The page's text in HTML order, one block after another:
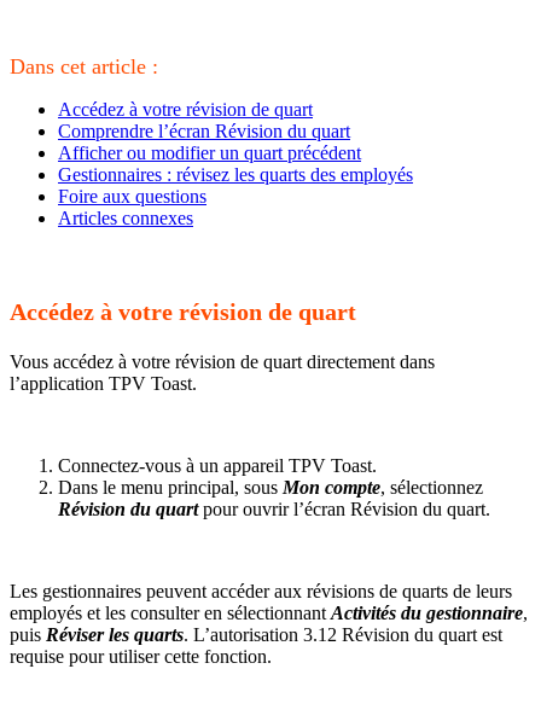
Dans cet article :
Accédez à votre révision de quart
Comprendre l’écran Révision du quart
Afficher ou modifier un quart précédent
Gestionnaires : révisez les quarts des employés
Foire aux questions
Articles connexes
Accédez à votre révision de quart
Vous accédez à votre révision de quart directement dans
l’application TPV Toast.
Connectez-vous à un appareil TPV Toast.
Dans le menu principal, sous Mon compte, sélectionnez
Révision du quartpour ouvrir l’écran Révision du quart.
Les gestionnaires peuvent accéder aux révisions de quarts de leurs
employés et les consulter en sélectionnant Activités du gestionnaire,
puis Réviser les quarts. L’autorisation 3.12 Révision du quart est
requise pour utiliser cette fonction.